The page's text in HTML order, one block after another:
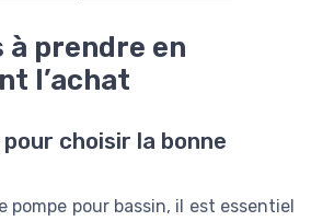
prendre en
l’achat
choisir la bonne
pompe pour bassin, il est essentiel